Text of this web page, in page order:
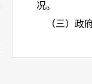
况。
（三）政
（四）因政